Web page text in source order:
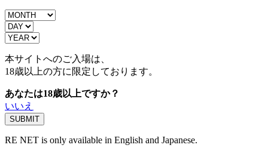
本サイトへのご入場は、
18歳以上の方に限定しております。
あなたは18歳以上ですか？
いいえ
RE NET is only available in English and Japanese.